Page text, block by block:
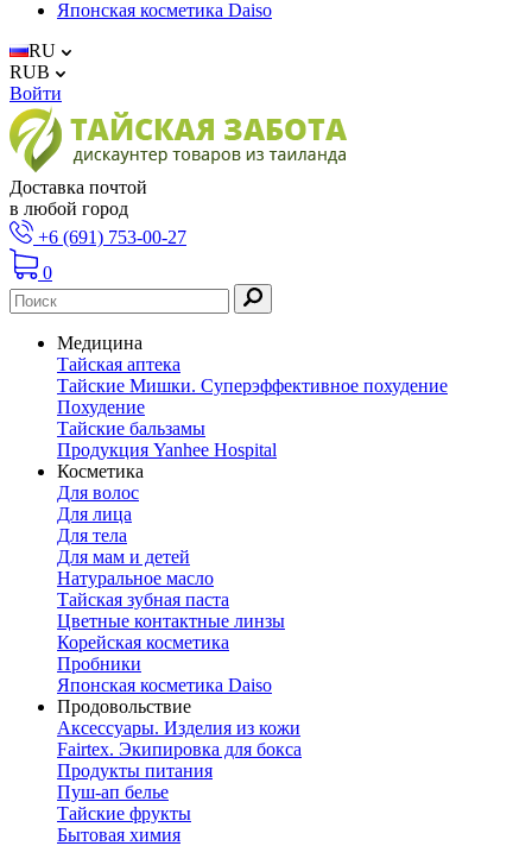
Японская косметика Daiso
RU
RUB
Войти
Доставка почтой
в любой город
+6 (691) 753-00-27
0
Медицина
Тайская аптека
Тайские Мишки. Суперэффективное похудение
Похудение
Тайские бальзамы
Продукция Yanhee Hospital
Косметика
Для волос
Для лица
Для тела
Для мам и детей
Натуральное масло
Тайская зубная паста
Цветные контактные линзы
Корейская косметика
Пробники
Японская косметика Daiso
Продовольствие
Аксессуары. Изделия из кожи
Fairtex. Экипировка для бокса
Продукты питания
Пуш-ап белье
Тайские фрукты
Бытовая химия